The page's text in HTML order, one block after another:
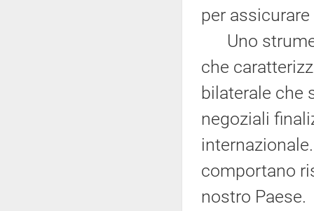
per
Uno
che
bilaterale che
negoziali
comportano
nostro Paese.